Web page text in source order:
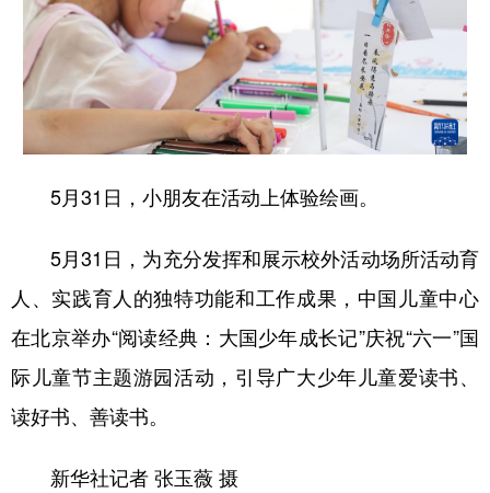
5月31日，小朋友在活动上体验绘画。
5月31日，为充分发挥和展示校外活动场所活动育
人、实践育人的独特功能和工作成果，中国儿童中心
在北京举办“阅读经典：大国少年成长记”庆祝“六一”国
际儿童节主题游园活动，引导广大少年儿童爱读书、
读好书、善读书。
新华社记者 张玉薇 摄